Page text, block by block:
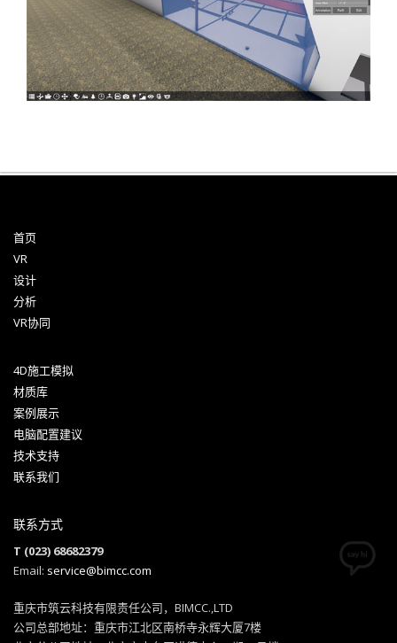
首页
VR
设计
分析
VR协同
4D施工模拟
材质库
案例展示
电脑配置建议
技术支持
联系我们
联系方式
T (023) 68682379
Email: service@bimcc.com
重庆市筑云科技有限责任公司，BIMCC.,LTD
公司总部地址：重庆市江北区南桥寺永辉大厦7楼